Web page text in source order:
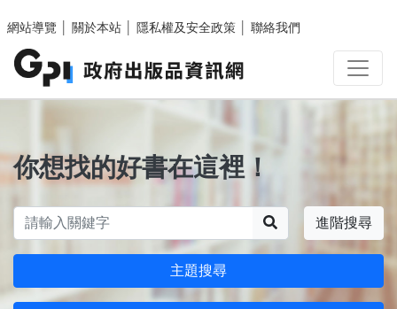
網站導覽
關於本站 隱私權及安全政策 聯絡我們
你想找的好書在這裡！
進階搜尋
主題搜尋